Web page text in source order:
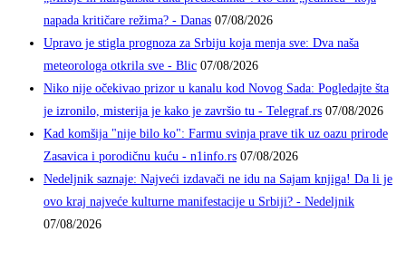
napada kritičare režima? - Danas 07/08/2026
Upravo je stigla prognoza za Srbiju koja menja sve: Dva naša
meteorologa otkrila sve - Blic 07/08/2026
Niko nije očekivao prizor u kanalu kod Novog Sada: Pogledajte šta
je izronilo, misterija je kako je završio tu - Telegraf.rs 07/08/2026
Kad komšija "nije bilo ko": Farmu svinja prave tik uz oazu prirode
Zasavica i porodičnu kuću - n1info.rs 07/08/2026
Nedeljnik saznaje: Najveći izdavači ne idu na Sajam knjiga! Da li je
ovo kraj najveće kulturne manifestacije u Srbiji? - Nedeljnik
07/08/2026